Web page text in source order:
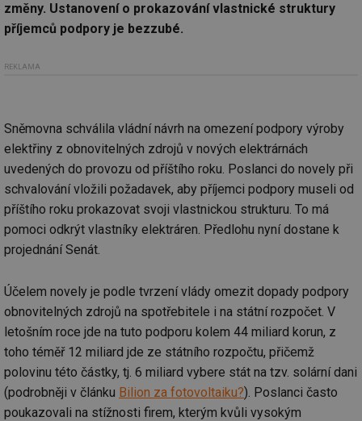
změny. Ustanovení o prokazování vlastnické struktury
příjemců podpory je bezzubé.
REKLAMA
Sněmovna schválila vládní návrh na omezení podpory výroby
elektřiny z obnovitelných zdrojů v nových elektrárnách
uvedených do provozu od příštího roku. Poslanci do novely při
schvalování vložili požadavek, aby příjemci podpory museli od
příštího roku prokazovat svoji vlastnickou strukturu. To má
pomoci odkrýt vlastníky elektráren. Předlohu nyní dostane k
projednání Senát.
Účelem novely je podle tvrzení vlády omezit dopady podpory
obnovitelných zdrojů na spotřebitele i na státní rozpočet. V
letošním roce jde na tuto podporu kolem 44 miliard korun, z
toho téměř 12 miliard jde ze státního rozpočtu, přičemž
polovinu této částky, tj. 6 miliard vybere stát na tzv. solární dani
(podrobněji v článku Bilion za fotovoltaiku?). Poslanci často
poukazovali na stížnosti firem, kterým kvůli vysokým